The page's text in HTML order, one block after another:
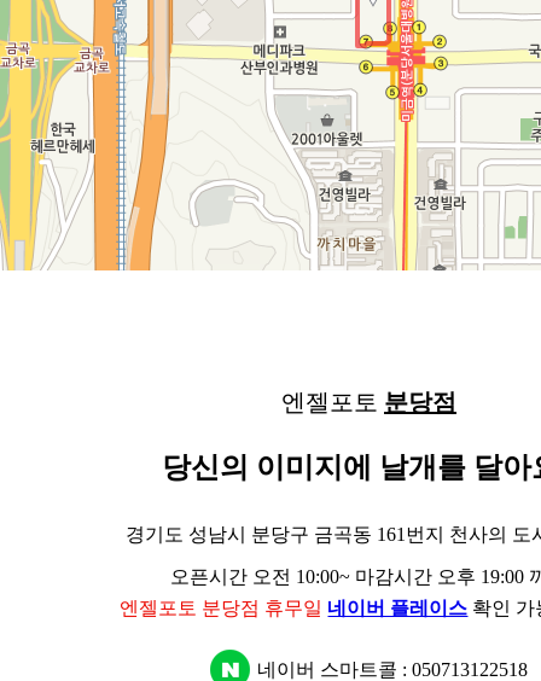
엔젤포토 분당점
당신의 이미지에 날개를 달아
경기도 성남시 분당구 금곡동 161번지 천사의 도
오픈시간 오전 10:00~ 마감시간 오후 19:00
엔젤포토 분당점 휴무일 네이버 플레이스 확인 가
네이버 스마트콜 :050713122518